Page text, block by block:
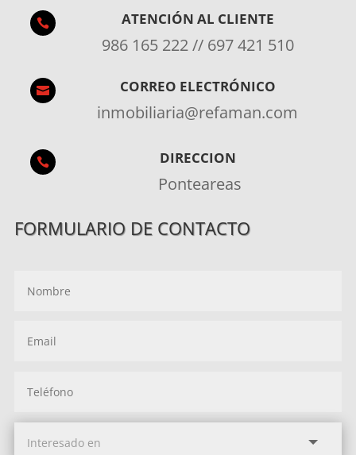
 ATENCIÓN AL CLIENTE
986 165 222 // 697 421 510
 CORREO ELECTRÓNICO
inmobiliaria@refaman.com
 DIRECCION
Ponteareas
FORMULARIO DE CONTACTO